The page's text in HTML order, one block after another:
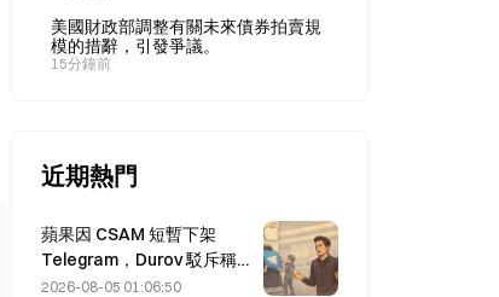
美國財政部調整有關未來債券拍賣規
模的措辭，引發爭議。
15分鐘前
近期熱門
蘋果因 CSAM 短暫下架
Telegram，Durov 駁斥稱受
「安全攻擊」
2026-08-05 01:06:50